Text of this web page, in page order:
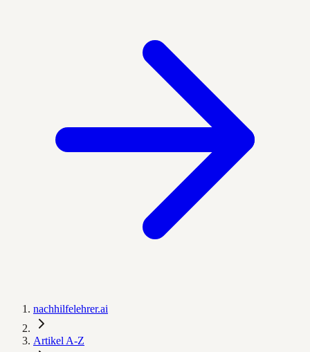
nachhilfelehrer.ai
Artikel A-Z